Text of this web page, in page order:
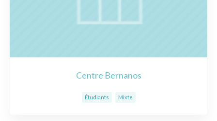
Centre Bernanos
Étudiants Mixte